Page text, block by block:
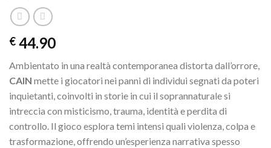
€ 44.90
Ambientato in una realtà contemporanea distorta dall’orrore,
CAIN mette i giocatori nei panni di individui segnati da poteri
inquietanti, coinvolti in storie in cui il soprannaturale si
intreccia con misticismo, trauma, identità e perdita di
controllo. Il gioco esplora temi intensi quali violenza, colpa e
trasformazione, offrendo un’esperienza narrativa spesso